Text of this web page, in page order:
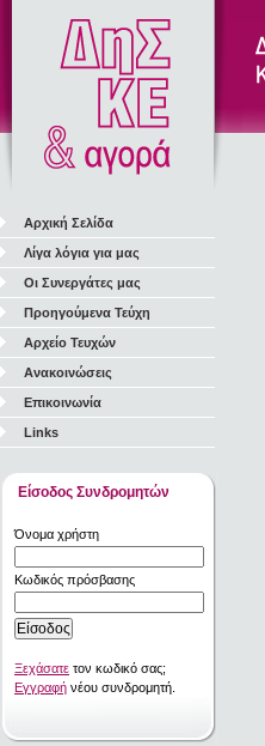
Αρχική Σελίδα
Λίγα λόγια για μας
Οι Συνεργάτες μας
Προηγούμενα Τεύχη
Αρχείο Τευχών
Ανακοινώσεις
Επικοινωνία
Links
Είσοδος Συνδρομητών
Όνομα χρήστη
Κωδικός πρόσβασης
Ξεχάσατε τον κωδικό σας;
Εγγραφή νέου συνδρομητή.